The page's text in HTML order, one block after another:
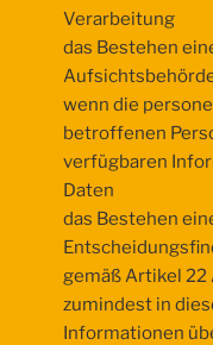
Verarbeitung
das Bestehen
wenn die
betroffenen
verfügbaren
Daten
das Bestehen
gemäß Artikel 22
zumindest in
Informationen